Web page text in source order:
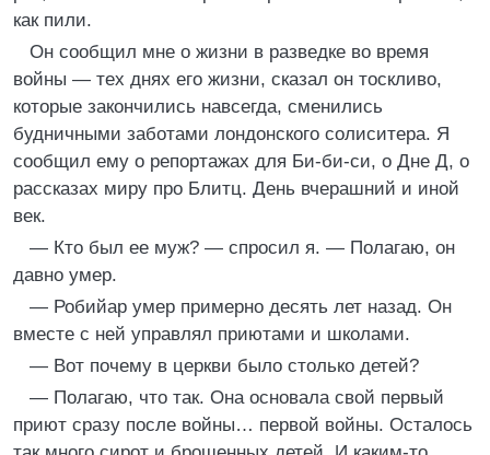
как пили.
Он сообщил мне о жизни в разведке во время
войны — тех днях его жизни, сказал он тоскливо,
которые закончились навсегда, сменились
будничными заботами лондонского солиситера. Я
сообщил ему о репортажах для Би-би-си, о Дне Д, о
рассказах миру про Блитц. День вчерашний и иной
век.
— Кто был ее муж? — спросил я. — Полагаю, он
давно умер.
— Робийар умер примерно десять лет назад. Он
вместе с ней управлял приютами и школами.
— Вот почему в церкви было столько детей?
— Полагаю, что так. Она основала свой первый
приют сразу после войны… первой войны. Осталось